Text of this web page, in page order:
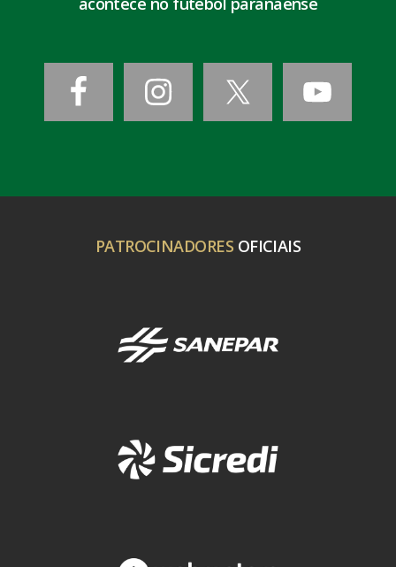
PATROCINADORES OFICIAIS